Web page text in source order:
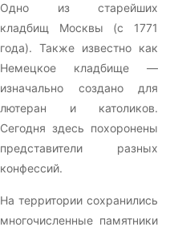
Одно из старейших
кладбищ Москвы (с 1771
года). Также известно как
Немецкое кладбище —
изначально создано для
лютеран и католиков.
Сегодня здесь похоронены
представители разных
конфессий.
На территории сохранились
многочисленные памятники